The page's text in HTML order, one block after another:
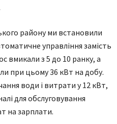
району ми встановили
управління замість
вмикали з 5 до 10 ранку, а
при цьому 36 кВт на добу.
води і витрати у 12 кВт,
для обслуговування
на зарплати.